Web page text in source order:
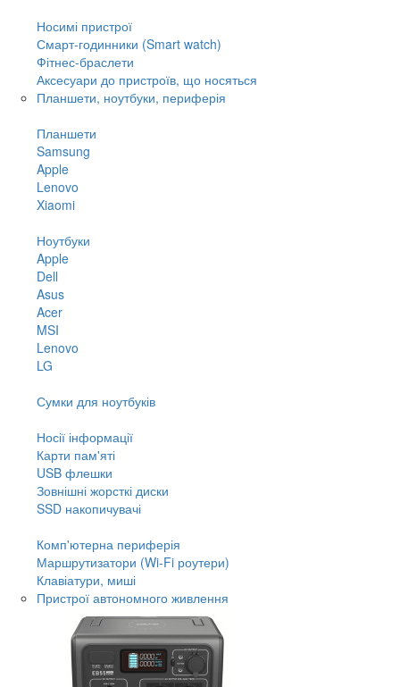
Носимі пристрої
Смарт-годинники (Smart watch)
Фітнес-браслети
Аксесуари до пристроїв, що носяться
Планшети, ноутбуки, периферія
Планшети
Samsung
Apple
Lenovo
Xiaomi
Ноутбуки
Apple
Dell
Asus
Acer
MSI
Lenovo
LG
Сумки для ноутбуків
Носії інформації
Карти пам'яті
USB флешки
Зовнішні жорсткі диски
SSD накопичувачі
Комп'ютерна периферія
Маршрутизатори (Wi-Fi роутери)
Клавіатури, миші
Пристрої автономного живлення